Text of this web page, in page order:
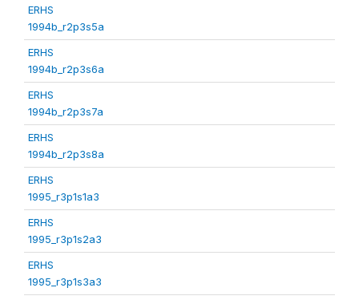
ERHS
1994b_r2p3s5a
ERHS
1994b_r2p3s6a
ERHS
1994b_r2p3s7a
ERHS
1994b_r2p3s8a
ERHS
1995_r3p1s1a3
ERHS
1995_r3p1s2a3
ERHS
1995_r3p1s3a3